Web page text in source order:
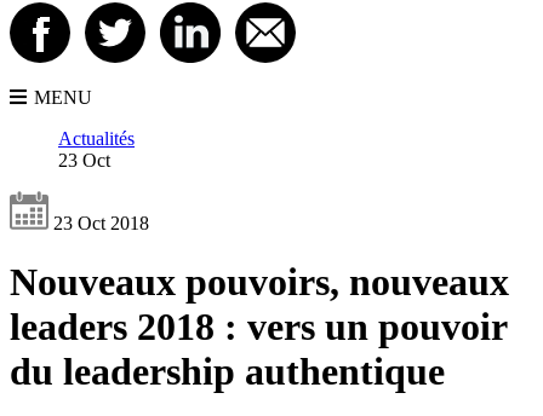
MENU
Actualités
23 Oct
23 Oct 2018
Nouveaux pouvoirs, nouveaux
leaders 2018 : vers un pouvoir
du leadership authentique